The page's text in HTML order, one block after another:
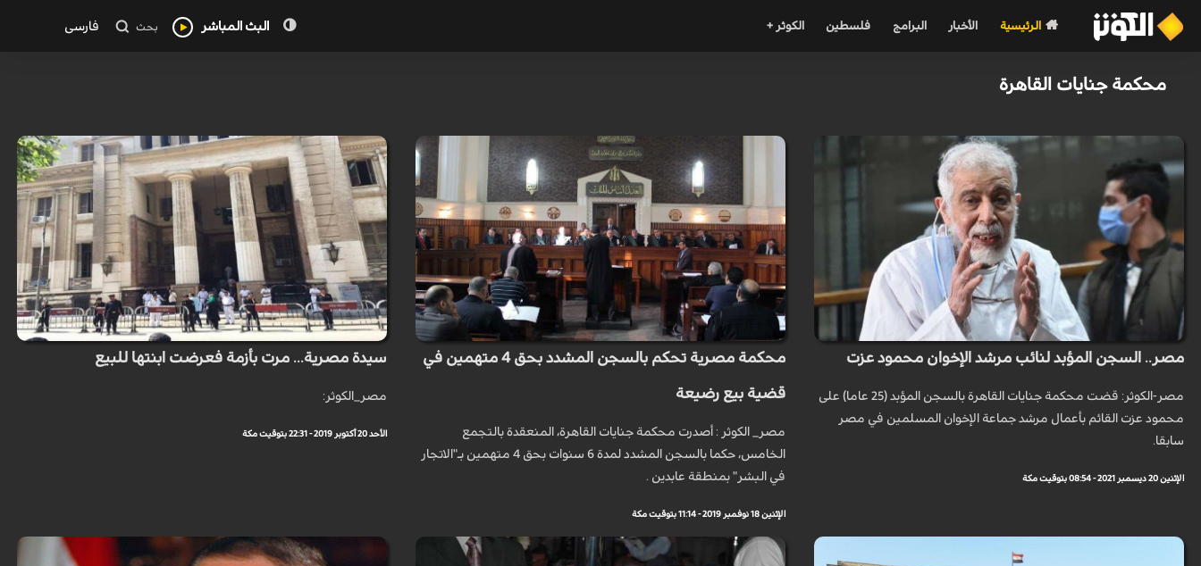
الرئيسية الأخبار البرامج فلسطين الكوثر + البث المباشر بحث فارسی
محكمة جنايات القاهرة
مصر.. السجن المؤبد لنائب مرشد الإخوان محمود عزت
مصر-الكوثر: قضت محكمة جنايات القاهرة بالسجن المؤبد (25 عاما) على
محمود عزت القائم بأعمال مرشد جماعة الإخوان المسلمين في مصر
سابقا.
الإثنين 20 ديسمبر 2021 - 08:54 بتوقيت مكة
​​​​​​​محكمة مصرية تحكم بالسجن المشدد بحق 4 متهمين في
قضية بيع رضيعة
مصر_ الكوثر : أصدرت محكمة جنايات القاهرة، المنعقدة بالتجمع
الخامس، حكما بالسجن المشدد لمدة 6 سنوات بحق 4 متهمين بـ"الاتجار
في البشر" بمنطقة عابدين .
الإثنين 18 نوفمبر 2019 - 11:14 بتوقيت مكة
سيدة مصرية... مرت بأزمة فعرضت ابنتها للبيع
مصر_الكوثر:
الأحد 20 أكتوبر 2019 - 22:31 بتوقيت مكة